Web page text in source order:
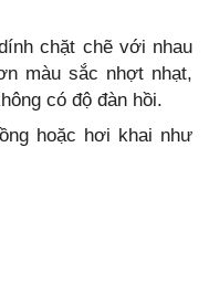
chặt chẽ với nhau
màu sắc nhợt nhạt,
có độ đàn hồi.
hoặc hơi khai như